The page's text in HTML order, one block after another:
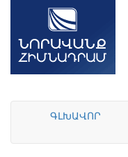
ԳԼԽԱՎՈՐ